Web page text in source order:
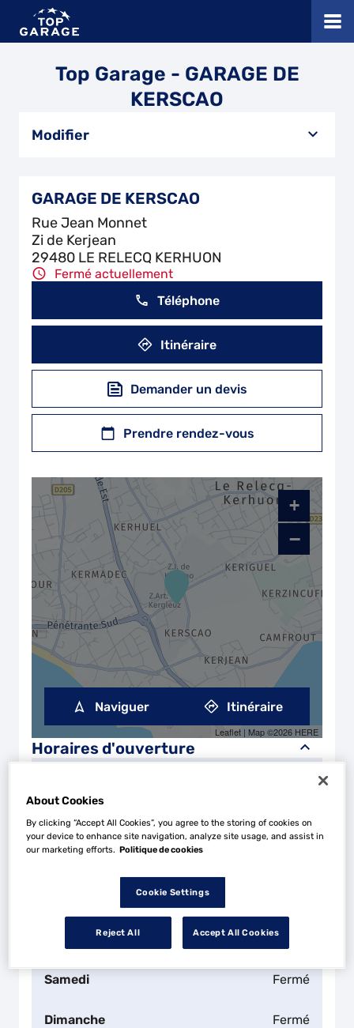
Top Garage - GARAGE DE
KERSCAO
Modifier
GARAGE DE KERSCAO
Rue Jean Monnet
Zi de Kerjean
29480 LE RELECQ KERHUON
Fermé actuellement
Téléphone
Itinéraire
Demander un devis
Prendre rendez-vous
Horaires d'ouverture
Mardi 09:00 - 12:0014:00 - 18:30
Mercredi
09:00 - 12:00
Vendredi 09:00 - 12:0014:00 - 18:30
Samedi Fermé
Dimanche Fermé
+
−
Leaflet | Map ©2026 HERE
Naviguer Itinéraire
About Cookies
By clicking “Accept All Cookies”, you agree to the storing of cookies on
your device to enhance site navigation, analyze site usage, and assist in
our marketing efforts. Politique de cookies
Cookie Settings
Reject All Accept All Cookies